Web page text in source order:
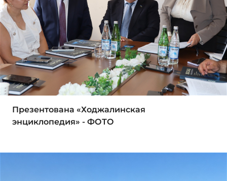
Презентована «Ходжалинская
энциклопедия» - ФОТО